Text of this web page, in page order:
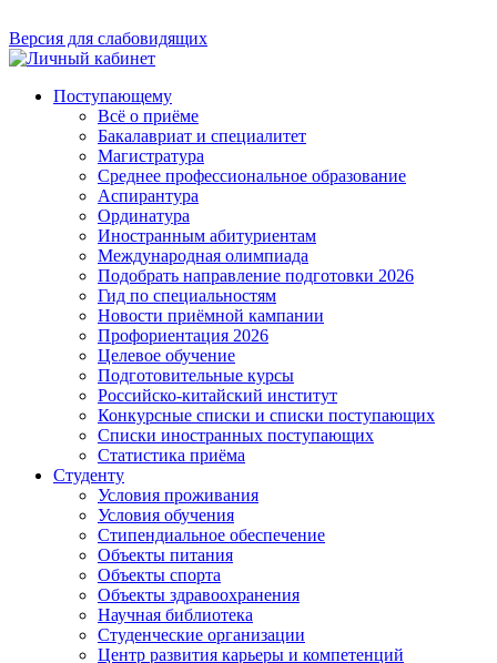
Версия для слабовидящих
Поступающему
Всё о приёме
Бакалавриат и специалитет
Магистратура
Среднее профессиональное образование
Аспирантура
Ординатура
Иностранным абитуриентам
Международная олимпиада
Подобрать направление подготовки 2026
Гид по специальностям
Новости приёмной кампании
Профориентация 2026
Целевое обучение
Подготовительные курсы
Российско-китайский институт
Конкурсные списки и списки поступающих
Списки иностранных поступающих
Статистика приёма
Студенту
Условия проживания
Условия обучения
Стипендиальное обеспечение
Объекты питания
Объекты спорта
Объекты здравоохранения
Научная библиотека
Студенческие организации
Центр развития карьеры и компетенций